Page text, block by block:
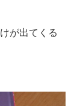
が出てくる